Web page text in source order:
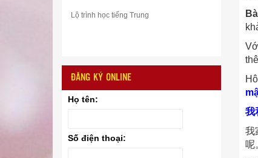
Lộ trình học tiếng Trung
ĐĂNG KÝ ONLINE
Họ tên:
Số điện thoại:
我
我
呢